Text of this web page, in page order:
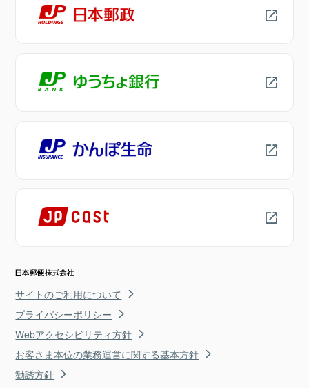
サイトのご利用について
プライバシーポリシー
Webアクセシビリティ方針
お客さま本位の業務運営に関する基本方針
勧誘方針